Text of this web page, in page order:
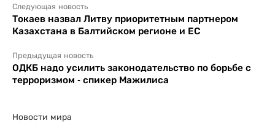
Следующая новость
Токаев назвал Литву приоритетным партнером
Казахстана в Балтийском регионе и ЕС
Предыдущая новость
ОДКБ надо усилить законодательство по борьбе с
терроризмом - спикер Мажилиса
Новости мира